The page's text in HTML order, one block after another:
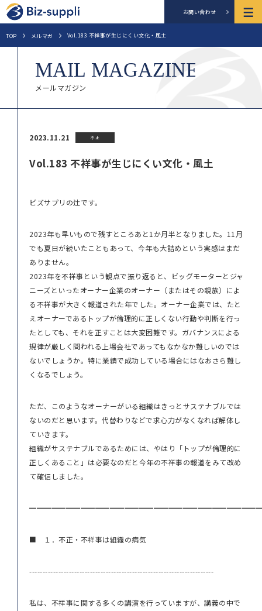
お問い合わせ
TOP メルマガ Vol.183 不祥事が生じにくい文化・風土
メールマガジン
2023.11.21 不正
Vol.183 不祥事が生じにくい文化・風土
ビズサプリの辻です。
2023年も早いもので残すところあと1か月半となりました。11月
でも夏日が続いたこともあって、今年も大詰めという実感はまだ
ありません。
2023年を不祥事という観点で振り返ると、ビッグモーターとジャ
ニーズといったオーナー企業のオーナー（またはその親族）によ
る不祥事が大きく報道された年でした。オーナー企業では、たと
えオーナーであるトップが倫理的に正しくない行動や判断を行っ
たとしても、それを正すことは大変困難です。ガバナンスによる
規律が厳しく問われる上場会社であってもなかなか難しいのでは
ないでしょうか。特に業績で成功している場合にはなおさら難し
くなるでしょう。
ただ、このようなオーナーがいる組織はきっとサステナブルでは
ないのだと思います。代替わりなどで求心力がなくなれば解体し
ていきます。
組織がサステナブルであるためには、やはり「トップが倫理的に
正しくあること」は必要なのだと今年の不祥事の報道をみて改め
て確信しました。
■ １．不正・不祥事は組織の病気
----------------------------------------------------------------------
私は、不祥事に関する多くの講演を行っていますが、講義の中で